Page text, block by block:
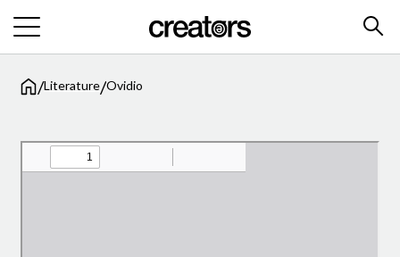
/Literature/Ovidio